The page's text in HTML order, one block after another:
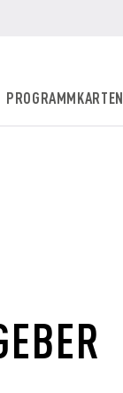
PROGRAMMKARTEN